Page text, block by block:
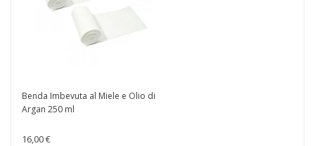
Benda Imbevuta al Miele e Olio di
Argan 250 ml
16,00 €